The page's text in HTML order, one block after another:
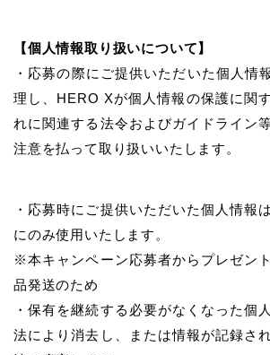
【個人情報取り扱いについて】
・応募の際にご提供いただいた個人情
理し、HERO Xが個人情報の保護に関
れに関連する法令およびガイドライン
注意を払って取り扱いいたします。
・応募時にご提供いただいた個人情報
にのみ使用いたします。
※本キャンペーン応募者からプレゼン
品発送のため
・保有を継続する必要がなくなった個
法により消去し、または情報が記録さ